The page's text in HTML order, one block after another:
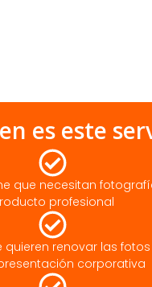
es este
que necesitan
profesional
quieren renovar las
corporativa